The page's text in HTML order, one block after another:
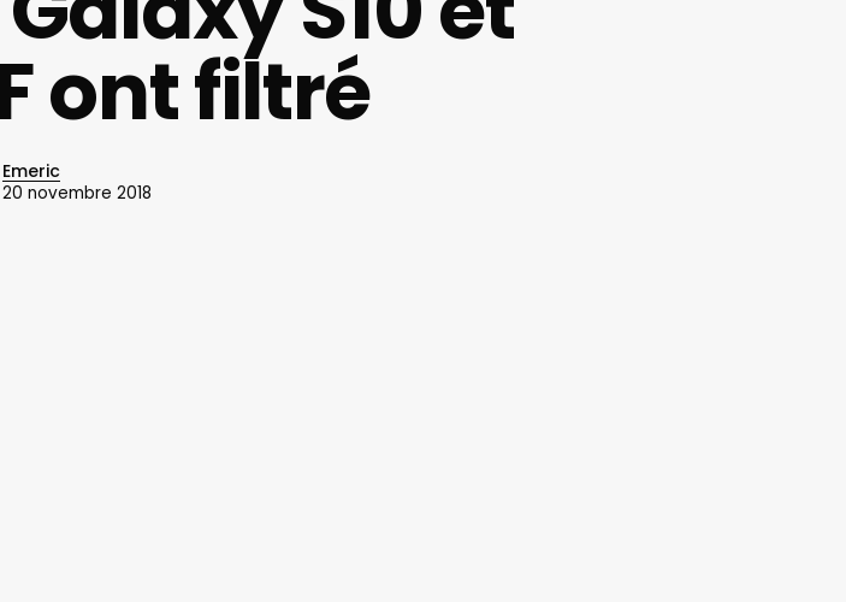
ont filtré
Emeric
20 novembre 2018